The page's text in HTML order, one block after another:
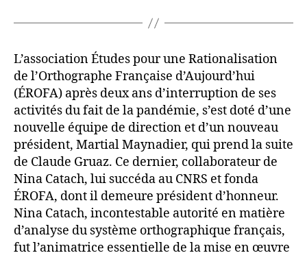
L’association Études pour une Rationalisation
de l’Orthographe Française d’Aujourd’hui
(ÉROFA) après deux ans d’interruption de ses
activités du fait de la pandémie, s’est doté d’une
nouvelle équipe de direction et d’un nouveau
président, Martial Maynadier, qui prend la suite
de Claude Gruaz. Ce dernier, collaborateur de
Nina Catach, lui succéda au CNRS et fonda
ÉROFA, dont il demeure président d’honneur.
Nina Catach, incontestable autorité en matière
d’analyse du système orthographique français,
fut l’animatrice essentielle de la mise en œuvre